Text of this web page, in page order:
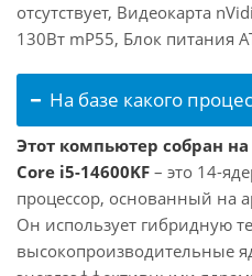
отсутствует, Видеокарта
130Вт mP55, Блок питания
На базе какого
Этот компьютер собран
Core i5-14600KF – это 14-
процессор, основанный на
Он использует гибридную
высокопроизводительные